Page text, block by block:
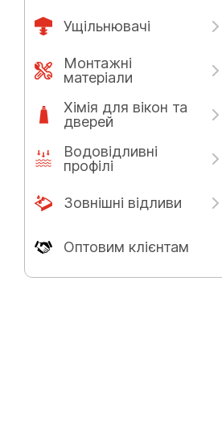
Ущільнювачі
Монтажні
матеріали
Хімія для вікон та
дверей
Водовідливні
профілі
Зовнішні відливи
Оптовим клієнтам